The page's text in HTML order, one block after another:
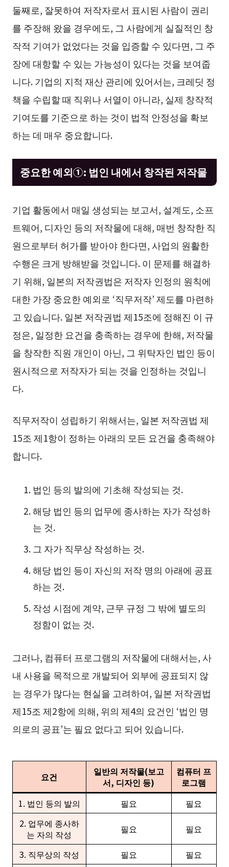
둘째로, 잘못하여 저작자로서 표시된 사람이 권리
를 주장해 왔을 경우에도, 그 사람에게 실질적인 창
작적 기여가 없었다는 것을 입증할 수 있다면, 그 주
장에 대항할 수 있는 가능성이 있다는 것을 보여줍
니다. 기업의 지적 재산 관리에 있어서는, 크레딧 정
책을 수립할 때 직위나 서열이 아니라, 실제 창작적
기여도를 기준으로 하는 것이 법적 안정성을 확보
하는 데 매우 중요합니다.
중요한 예외①: 법인 내에서 창작된 저작물
기업 활동에서 매일 생성되는 보고서, 설계도, 소프
트웨어, 디자인 등의 저작물에 대해, 매번 창작한 직
원으로부터 허가를 받아야 한다면, 사업의 원활한
수행은 크게 방해받을 것입니다. 이 문제를 해결하
기 위해, 일본의 저작권법은 저작자 인정의 원칙에
대한 가장 중요한 예외로 ‘직무저작’ 제도를 마련하
고 있습니다. 일본 저작권법 제15조에 정해진 이 규
정은, 일정한 요건을 충족하는 경우에 한해, 저작물
을 창작한 직원 개인이 아닌, 그 위탁자인 법인 등이
원시적으로 저작자가 되는 것을 인정하는 것입니
다.
직무저작이 성립하기 위해서는, 일본 저작권법 제
15조 제1항이 정하는 아래의 모든 요건을 충족해야
합니다.
법인 등의 발의에 기초해 작성되는 것.
해당 법인 등의 업무에 종사하는 자가 작성하
는 것.
그 자가 직무상 작성하는 것.
해당 법인 등이 자신의 저작 명의 아래에 공표
하는 것.
작성 시점에 계약, 근무 규정 그 밖에 별도의
정함이 없는 것.
그러나, 컴퓨터 프로그램의 저작물에 대해서는, 사
내 사용을 목적으로 개발되어 외부에 공표되지 않
는 경우가 많다는 현실을 고려하여, 일본 저작권법
제15조 제2항에 의해, 위의 제4의 요건인 ‘법인 명
의로의 공표’는 필요 없다고 되어 있습니다.
요건
일반의 저작물(보고
서, 디자인 등)
컴퓨터 프
로그램
1. 법인 등의 발의
필요
필요
2. 업무에 종사하
는 자의 작성
필요 필요
3. 직무상의 작성 필요
필요